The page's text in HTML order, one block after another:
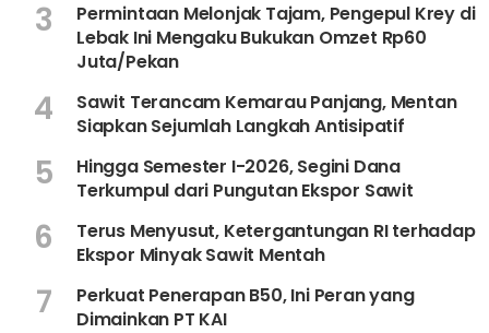
3
Permintaan Melonjak Tajam, Pengepul Krey di
Lebak Ini Mengaku Bukukan Omzet Rp60
Juta/Pekan
4
Sawit Terancam Kemarau Panjang, Mentan
Siapkan Sejumlah Langkah Antisipatif
5
Hingga Semester I-2026, Segini Dana
Terkumpul dari Pungutan Ekspor Sawit
6
Terus Menyusut, Ketergantungan RI terhadap
Ekspor Minyak Sawit Mentah
7
Perkuat Penerapan B50, Ini Peran yang
Dimainkan PT KAI